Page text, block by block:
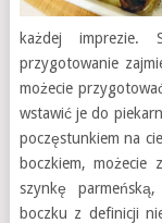
każdej imprezie.
przygotowanie
możecie
wstawić je do
poczęstunkiem na
boczkiem, możecie
szynkę
boczku z definicji